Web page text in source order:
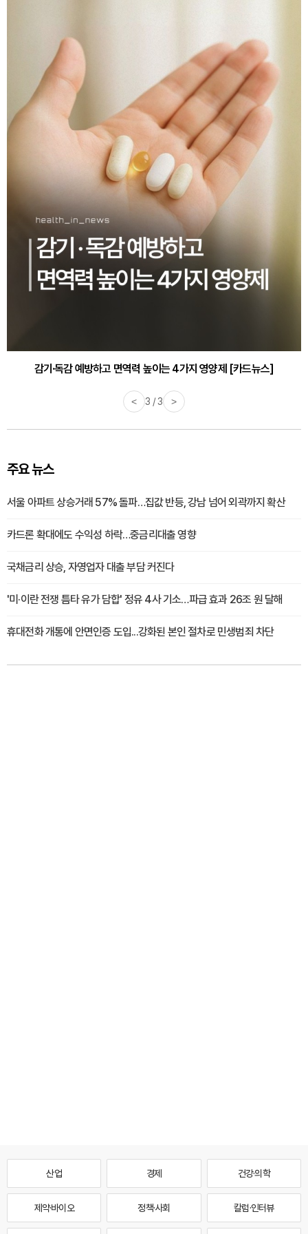
감기·독감 예방하고 면역력 높이는 4가지 영양제 [카드뉴스]
< 3 / 3 >
주요 뉴스
서울 아파트 상승거래 57% 돌파…집값 반등, 강남 넘어 외곽까지 확산
카드론 확대에도 수익성 하락…중금리대출 영향
국채금리 상승, 자영업자 대출 부담 커진다
'미·이란 전쟁 틈타 유가 담합' 정유 4사 기소…파급 효과 26조 원 달해
휴대전화 개통에 안면인증 도입...강화된 본인 절차로 민생범죄 차단
산업 경제 건강·의학
제약·바이오 정책·사회 칼럼·인터뷰